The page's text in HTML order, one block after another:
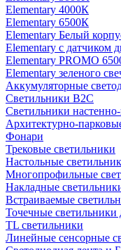
Elementary 4000К
Elementary 6500К
Elementary Белый
Elementary с датчиком
Elementary PROMO
Elementary зеленого
Аккумуляторные
Светильники B2C
Светильники
Архитектурно-
Фонари
Трековые светильники
Настольные
Многопрофильные
Накладные
Встраиваемые
Точечные светильники
TL светильники
Линейные сенсорные